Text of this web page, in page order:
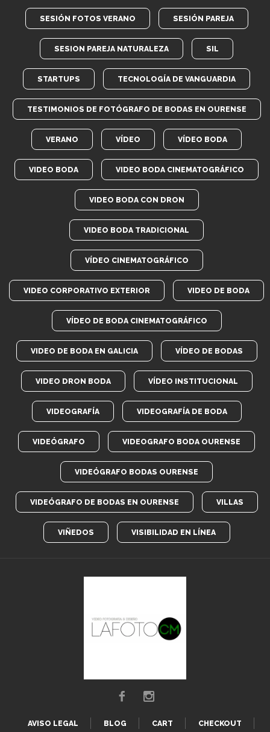
SESIÓN FOTOS VERANO SESIÓN PAREJA
SESION PAREJA NATURALEZA SIL
STARTUPS TECNOLOGÍA DE VANGUARDIA
TESTIMONIOS DE FOTÓGRAFO DE BODAS EN OURENSE
VERANO VÍDEO VÍDEO BODA
VIDEO BODA VIDEO BODA CINEMATOGRÁFICO
VIDEO BODA CON DRON
VIDEO BODA TRADICIONAL
VÍDEO CINEMATOGRÁFICO
VIDEO CORPORATIVO EXTERIOR VIDEO DE BODA
VÍDEO DE BODA CINEMATOGRÁFICO
VIDEO DE BODA EN GALICIA VÍDEO DE BODAS
VIDEO DRON BODA VÍDEO INSTITUCIONAL
VIDEOGRAFÍA VIDEOGRAFÍA DE BODA
VIDEÓGRAFO VIDEOGRAFO BODA OURENSE
VIDEÓGRAFO BODAS OURENSE
VIDEÓGRAFO DE BODAS EN OURENSE VILLAS
VIÑEDOS VISIBILIDAD EN LÍNEA
AVISO LEGAL BLOG CART CHECKOUT